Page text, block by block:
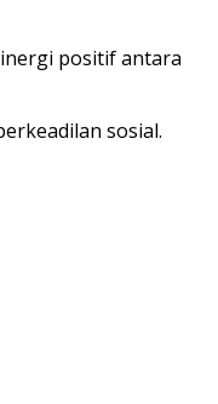
positif antara
sosial.